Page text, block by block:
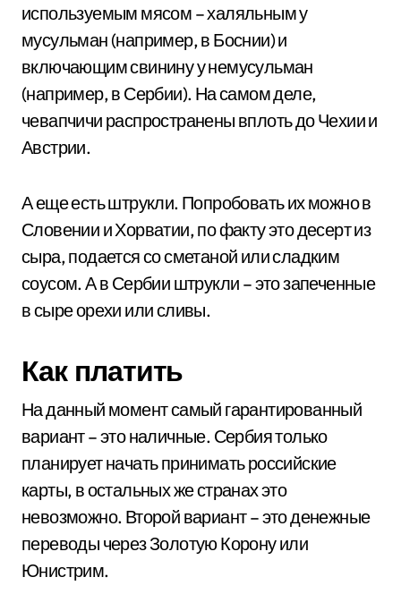
используемым мясом – халяльным у
мусульман (например, в Боснии) и
включающим свинину у немусульман
(например, в Сербии). На самом деле,
чевапчичи распространены вплоть до Чехии и
Австрии.
А еще есть штрукли. Попробовать их можно в
Словении и Хорватии, по факту это десерт из
сыра, подается со сметаной или сладким
соусом. А в Сербии штрукли – это запеченные
в сыре орехи или сливы.
Как платить
На данный момент самый гарантированный
вариант – это наличные. Сербия только
планирует начать принимать российские
карты, в остальных же странах это
невозможно. Второй вариант – это денежные
переводы через Золотую Корону или
Юнистрим.